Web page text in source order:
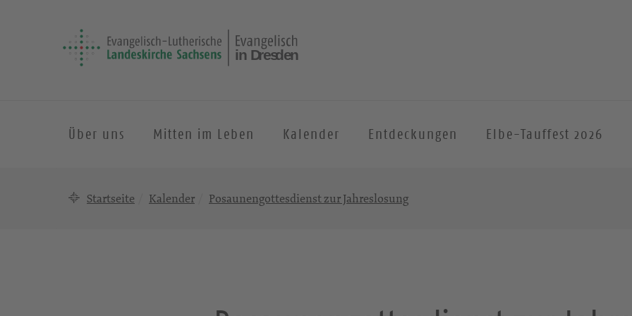
Über uns Mitten im Leben Kalender Entdeckungen Elbe-Tauffest 2026
Startseite Kalender Posaunengottesdienst zur Jahreslosung